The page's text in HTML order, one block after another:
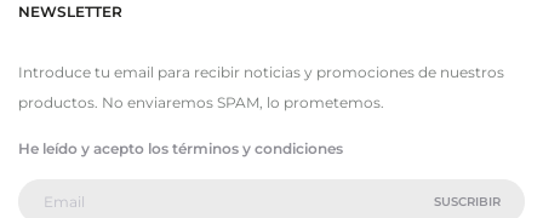
NEWSLETTER
Introduce tu email para recibir noticias y promociones de nuestros
productos. No enviaremos SPAM, lo prometemos.
He leído y acepto los términos y condiciones